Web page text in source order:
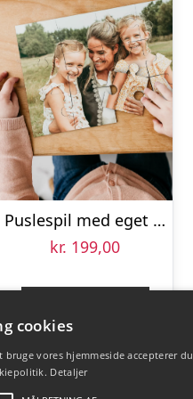
Puslespil med eget billede – 12 brikker
kr. 199,00
Gå til shop
cookies
vores hjemmeside accepterer du
Detaljer